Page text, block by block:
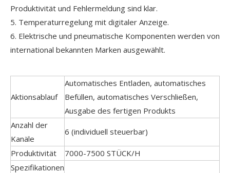
Produktivität und Fehlermeldung sind klar.
5. Temperaturregelung mit digitaler Anzeige.
6. Elektrische und pneumatische Komponenten werden von
international bekannten Marken ausgewählt.
Aktionsablauf
Automatisches Entladen, automatisches
Befüllen, automatisches Verschließen,
Ausgabe des fertigen Produkts
Anzahl der
Kanäle
6 (individuell steuerbar)
Produktivität
7000-7500 STÜCK/H
Spezifikationen